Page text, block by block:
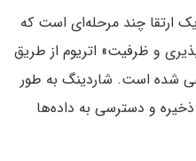
یک ارتقا چند مرحله‌ای است که
و ظرفیت» اتریوم از طریق
شده است. شاردینگ به طور
و دسترسی به داده‌ها